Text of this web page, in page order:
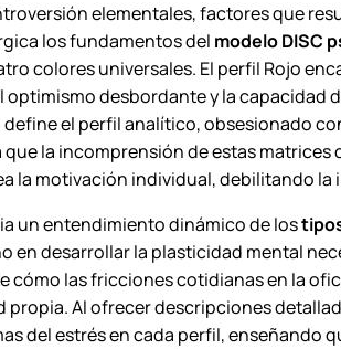
elementales, factores que
los fundamentos del modelo DISC
colores universales. El perfil Rojo
desbordante y la capacidad
el perfil analítico, obsesionado
la incomprensión de estas
la motivación individual, debilitando
un entendimiento dinámico de los
en desarrollar la plasticidad mental
las fricciones cotidianas en la
Al ofrecer descripciones
del estrés en cada perfil, enseñando